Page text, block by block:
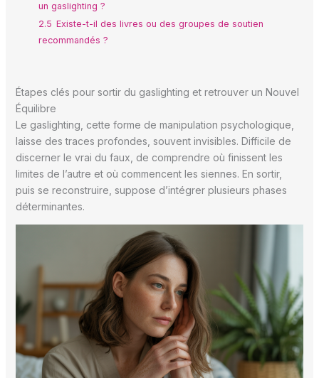
un gaslighting ?
2.5 Existe-t-il des livres ou des groupes de soutien
recommandés ?
Étapes clés pour sortir du gaslighting et retrouver un Nouvel
Équilibre
Le gaslighting, cette forme de manipulation psychologique,
laisse des traces profondes, souvent invisibles. Difficile de
discerner le vrai du faux, de comprendre où finissent les
limites de l’autre et où commencent les siennes. En sortir,
puis se reconstruire, suppose d’intégrer plusieurs phases
déterminantes.